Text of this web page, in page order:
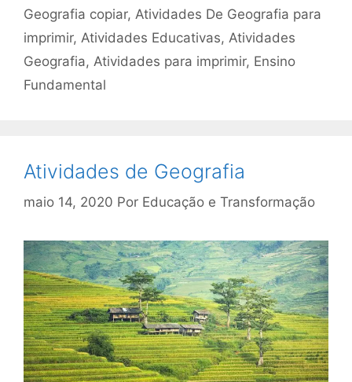
Geografia copiar, Atividades De Geografia para
imprimir, Atividades Educativas, Atividades
Geografia, Atividades para imprimir, Ensino
Fundamental
Atividades de Geografia
maio 14, 2020 Por Educação e Transformação